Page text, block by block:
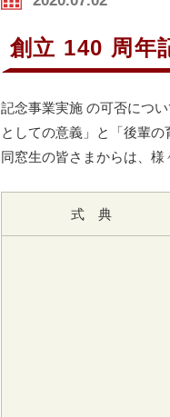
創立 140 周年
記念事業実施 の可否につ
としての意義」と「後輩
同窓生の皆さまからは、様
式 典